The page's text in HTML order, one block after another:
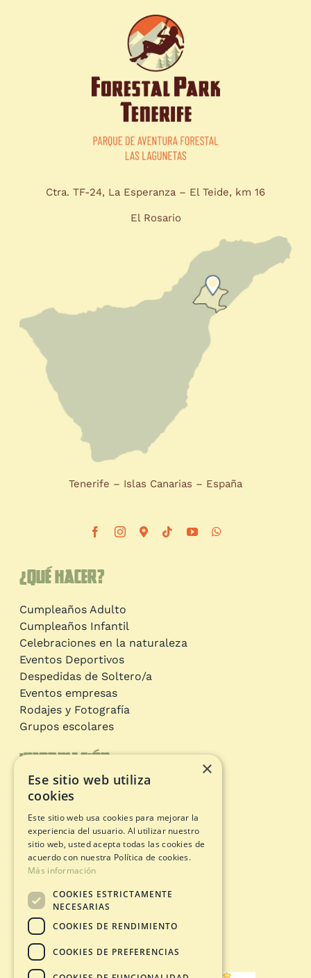
Información
Circuitos de aventura
Estado apertura
Documentos legales
Avíso Legal
Política de Cookies
Condiciones de Compra
Ctra. TF-24, La Esperanza – El Teide, km 16
El Rosario
Tenerife – Islas Canarias – España
¿Qué hacer?
Cumpleaños Adulto
Cumpleaños Infantil
Celebraciones en la naturaleza
Eventos Deportivos
Despedidas de Soltero/a
Eventos empresas
Rodajes y Fotografía
Grupos escolares
×
Ese sitio web utiliza
cookies
Este sitio web usa cookies para mejorar la
experiencia del usuario. Al utilizar nuestro
sitio web, usted acepta todas las cookies de
acuerdo con nuestra Política de cookies.
Más información
COOKIES ESTRICTAMENTE
NECESARIAS
COOKIES DE RENDIMIENTO
COOKIES DE PREFERENCIAS